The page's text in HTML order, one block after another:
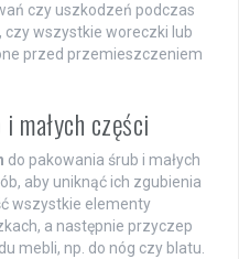
czy uszkodzeń podczas
wszystkie woreczki lub
przed przemieszczeniem
małych części
do pakowania śrub i małych
aby uniknąć ich zgubienia
wszystkie elementy
a następnie przyczep
mebli, np. do nóg czy blatu.